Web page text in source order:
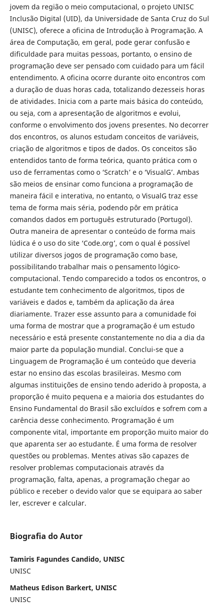
jovem da região o meio computacional, o projeto UNISC
Inclusão Digital (UID), da Universidade de Santa Cruz do Sul
(UNISC), oferece a oficina de Introdução à Programação. A
área de Computação, em geral, pode gerar confusão e
dificuldade para muitas pessoas, portanto, o ensino de
programação deve ser pensado com cuidado para um fácil
entendimento. A oficina ocorre durante oito encontros com
a duração de duas horas cada, totalizando dezesseis horas
de atividades. Inicia com a parte mais básica do conteúdo,
ou seja, com a apresentação de algoritmos e evolui,
conforme o envolvimento dos jovens presentes. No decorrer
dos encontros, os alunos estudam conceitos de variáveis,
criação de algoritmos e tipos de dados. Os conceitos são
entendidos tanto de forma teórica, quanto prática com o
uso de ferramentas como o ‘Scratch’ e o ‘VisualG’. Ambas
são meios de ensinar como funciona a programação de
maneira fácil e interativa, no entanto, o VisualG traz esse
tema de forma mais séria, podendo pôr em prática
comandos dados em português estruturado (Portugol).
Outra maneira de apresentar o conteúdo de forma mais
lúdica é o uso do site ‘Code.org’, com o qual é possível
utilizar diversos jogos de programação como base,
possibilitando trabalhar mais o pensamento lógico-
computacional. Tendo comparecido a todos os encontros, o
estudante tem conhecimento de algoritmos, tipos de
variáveis e dados e, também da aplicação da área
diariamente. Trazer esse assunto para a comunidade foi
uma forma de mostrar que a programação é um estudo
necessário e está presente constantemente no dia a dia da
maior parte da população mundial. Conclui-se que a
Linguagem de Programação é um conteúdo que deveria
estar no ensino das escolas brasileiras. Mesmo com
algumas instituições de ensino tendo aderido à proposta, a
proporção é muito pequena e a maioria dos estudantes do
Ensino Fundamental do Brasil são excluídos e sofrem com a
carência desse conhecimento. Programação é um
componente vital, importante em proporção muito maior do
que aparenta ser ao estudante. É uma forma de resolver
questões ou problemas. Mentes ativas são capazes de
resolver problemas computacionais através da
programação, falta, apenas, a programação chegar ao
público e receber o devido valor que se equipara ao saber
ler, escrever e calcular.
Biografia do Autor
Tamiris Fagundes Candido, UNISC
UNISC
Matheus Edison Barkert, UNISC
UNISC